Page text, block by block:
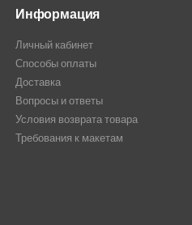
Информация
Личный кабинет
Способы оплаты
Доставка
Вопросы и ответы
Условия возврата товара
Требования к макетам